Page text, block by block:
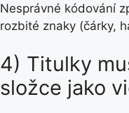
Nesprávné kódování
rozbité znaky (čárky,
4) Titulky
složce jako